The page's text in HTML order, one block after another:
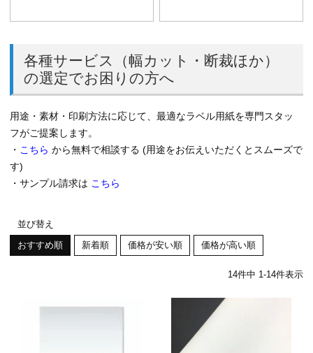
各種サービス（幅カット・断裁ほか）
の選定でお困りの方へ
用途・素材・印刷方法に応じて、最適なラベル用紙を専門スタッ
フがご提案します。
・ こちら から無料で相談する (用途をお伝えいただくとスムーズで
す)
・サンプル請求は こちら
並び替え
おすすめ順
新着順 価格が安い順 価格が高い順
14件中 1-14件表示